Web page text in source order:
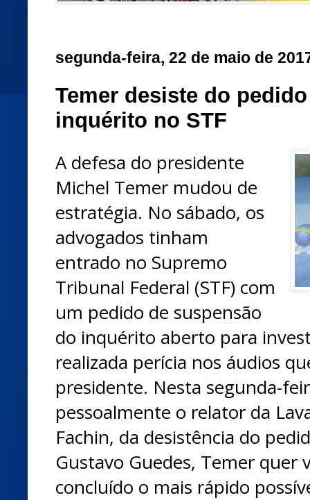
segunda-feira, 22 de maio de
Temer desiste do
inquérito no STF
A defesa do presidente
Michel Temer mudou de
estratégia. No sábado, os
advogados tinham
entrado no Supremo
Tribunal Federal (STF) com
um pedido de suspensão
do inquérito aberto para
realizada perícia nos áudios
presidente. Nesta segunda-
pessoalmente o relator da
Fachin, da desistência do
Gustavo Guedes, Temer quer
concluído o mais rápido